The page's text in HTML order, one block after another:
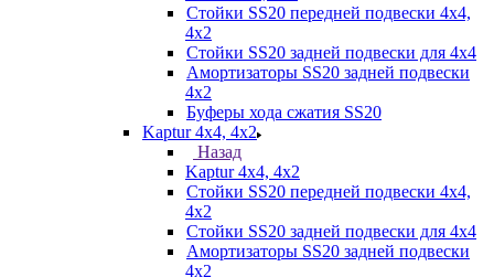
Стойки SS20 передней подвески 4х4,
4x2
Стойки SS20 задней подвески для 4х4
Амортизаторы SS20 задней подвески
4х2
Буферы хода сжатия SS20
Kaptur 4х4, 4х2
Назад
Kaptur 4х4, 4х2
Стойки SS20 передней подвески 4х4,
4x2
Стойки SS20 задней подвески для 4х4
Амортизаторы SS20 задней подвески
4х2